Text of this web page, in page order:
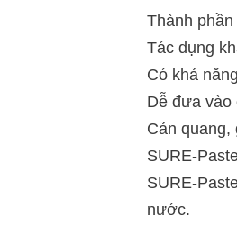
Thành
Tác dụng
Có khả
Dễ đưa vào
Cản quang,
SURE-
SURE-
nước.